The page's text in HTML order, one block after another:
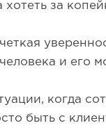
хотеть за
и его
когда
быть с